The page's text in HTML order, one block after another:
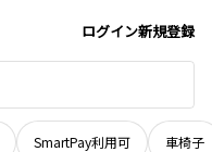
ログイン新規登録
SmartPay利用可 車椅子